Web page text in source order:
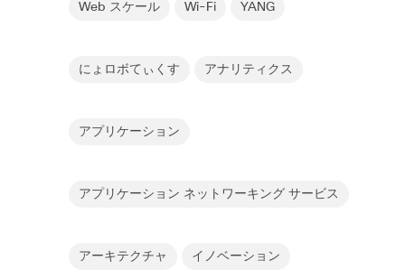
Web スケール Wi-Fi YANG
にょロボてぃくす アナリティクス
アプリケーション
アプリケーション ネットワーキング サービス
アーキテクチャ イノベーション